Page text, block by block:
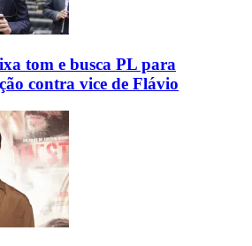
tom e busca PL para
contra vice de Flávio